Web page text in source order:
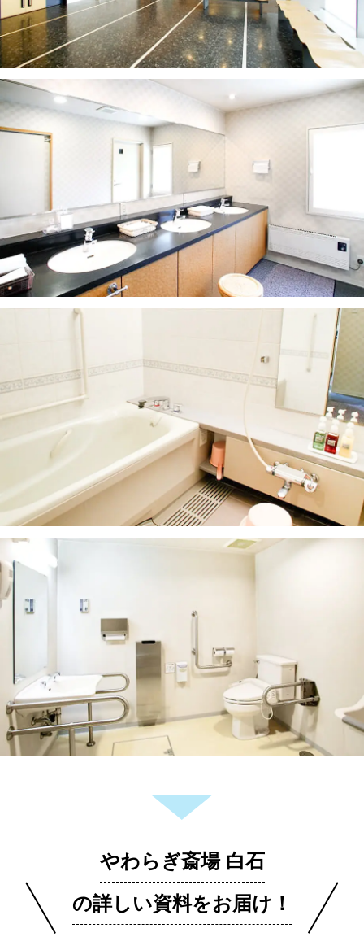
やわらぎ斎場 白石
の詳しい資料をお届け！